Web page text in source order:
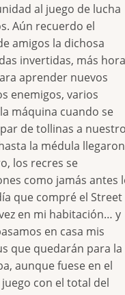
al juego de lucha
Aún recuerdo el
amigos la dichosa
invertidas, más
aprender nuevos
enemigos, varios
máquina cuando se
de tollinas a
la médula llegaron
los recres se
como jamás antes
que compré el Street
en mi habitación… y
en casa mis
que quedarán para la
aunque fuese en el
con el total del